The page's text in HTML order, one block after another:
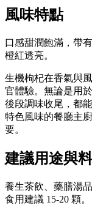
風味特點
口感甜潤飽滿，帶
橙紅透亮。
生機枸杞在香氣與
官體驗。無論是用
後段調味收尾，都
特色風味的餐廳主
要。
建議用途與
養生茶飲、藥膳湯
食用建議 15-20 顆。